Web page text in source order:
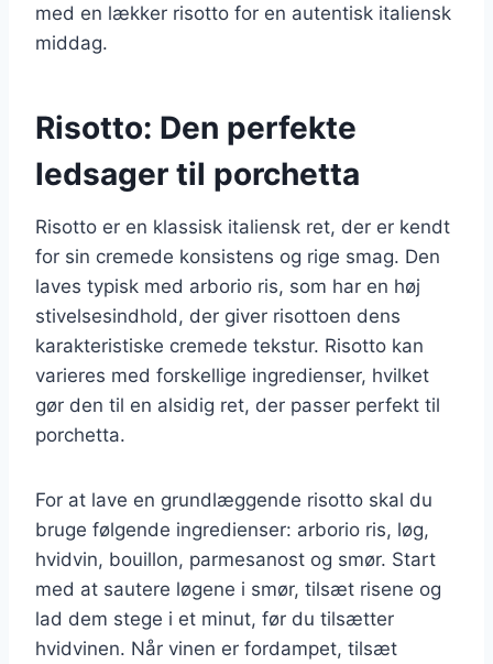
med en lækker risotto for en autentisk italiensk
middag.
Risotto: Den perfekte
ledsager til porchetta
Risotto er en klassisk italiensk ret, der er kendt
for sin cremede konsistens og rige smag. Den
laves typisk med arborio ris, som har en høj
stivelsesindhold, der giver risottoen dens
karakteristiske cremede tekstur. Risotto kan
varieres med forskellige ingredienser, hvilket
gør den til en alsidig ret, der passer perfekt til
porchetta.
For at lave en grundlæggende risotto skal du
bruge følgende ingredienser: arborio ris, løg,
hvidvin, bouillon, parmesanost og smør. Start
med at sautere løgene i smør, tilsæt risene og
lad dem stege i et minut, før du tilsætter
hvidvinen. Når vinen er fordampet, tilsæt